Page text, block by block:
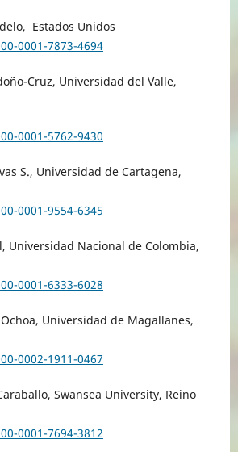
Estados Unidos
0001-7873-4694
Cruz, Universidad del Valle,
0001-5762-9430
S., Universidad de Cartagena,
0001-9554-6345
Universidad Nacional de Colombia,
0001-6333-6028
Ochoa, Universidad de Magallanes,
0002-1911-0467
Swansea University, Reino
0001-7694-3812